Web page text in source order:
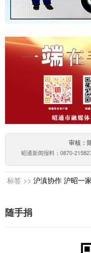
审核：
昭通新闻报料：0870-
标签 >> 沪滇协作 沪昭一
随手捐